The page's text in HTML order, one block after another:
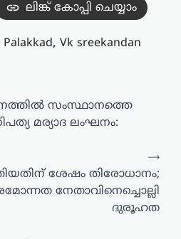
ലിങ്ക് കോപ്പി ചെയ്യാം
Palakkad, Vk sreekandan
സംസ്ഥാനത്തെ
മര്യാദ ലംഘനം:
ശേഷം തിരോധാനം;
നേതാവിനെച്ചൊല്ലി
ദുരൂഹത
⟶